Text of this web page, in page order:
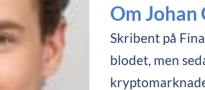
Om Johan
Skribent på
blodet, men